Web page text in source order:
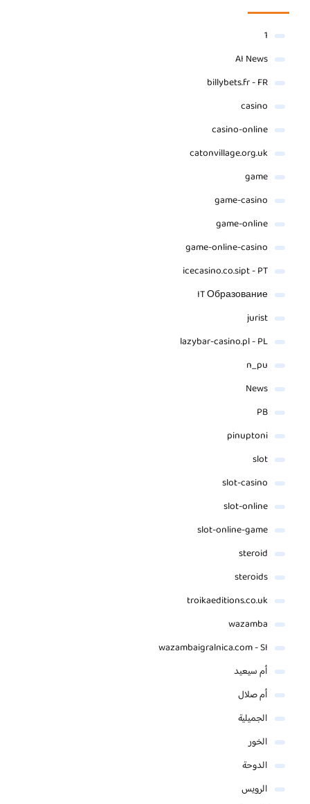
1
AI News
billybets.fr - FR
casino
casino-online
catonvillage.org.uk
game
game-casino
game-online
game-online-casino
icecasino.co.sipt - PT
IT Образование
jurist
lazybar-casino.pl - PL
n_pu
News
PB
pinuptoni
slot
slot-casino
slot-online
slot-online-game
steroid
steroids
troikaeditions.co.uk
wazamba
wazambaigralnica.com - SI
أم سيعيد
أم صلال
الجميلية
الخور
الدوحة
الرويس